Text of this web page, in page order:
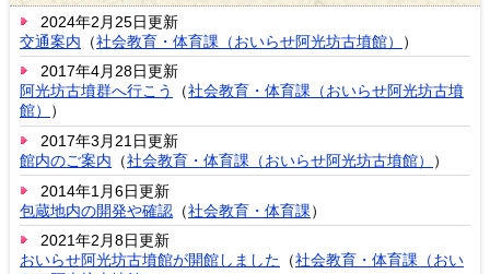
2024年2月25日更新
交通案内 （社会教育・体育課（おいらせ阿光坊古墳館）
）
2017年4月28日更新
阿光坊古墳群へ行こう
（社会教育・体育課（おいらせ阿光坊古墳
館）
）
2017年3月21日更新
館内のご案内 （社会教育・体育課（おいらせ阿光坊古墳館）
）
2014年1月6日更新
包蔵地内の開発や確認 （社会教育・体育課）
2021年2月8日更新
おいらせ阿光坊古墳館が開館しました （社会教育・体育課（おい